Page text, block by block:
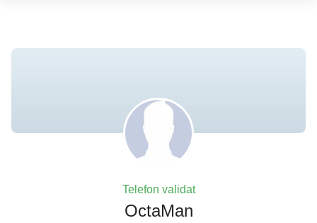
Telefon validat
OctaMan